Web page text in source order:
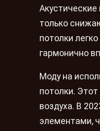
только
потолки
гармонично
Моду на
потолки.
воздуха. В
элементами,